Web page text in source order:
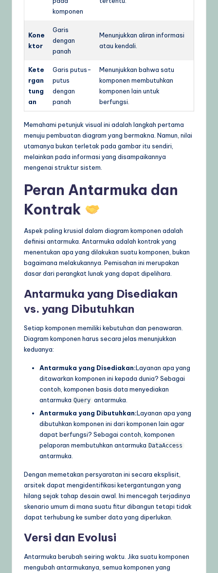
komponen
Kone
ktor
Garis
dengan
panah
Menunjukkan aliran informasi
atau kendali.
Kete
rgan
tung
an
Garis putus-
putus
dengan
panah
Menunjukkan bahwa satu
komponen membutuhkan
komponen lain untuk
berfungsi.
Memahami petunjuk visual ini adalah langkah pertama
menuju pembuatan diagram yang bermakna. Namun, nilai
utamanya bukan terletak pada gambar itu sendiri,
melainkan pada informasi yang disampaikannya
mengenai struktur sistem.
Peran Antarmuka dan
Kontrak
Aspek paling krusial dalam diagram komponen adalah
definisi antarmuka. Antarmuka adalah kontrak yang
menentukan apa yang dilakukan suatu komponen, bukan
bagaimana melakukannya. Pemisahan ini merupakan
dasar dari perangkat lunak yang dapat dipelihara.
Antarmuka yang Disediakan
vs. yang Dibutuhkan
Setiap komponen memiliki kebutuhan dan penawaran.
Diagram komponen harus secara jelas menunjukkan
keduanya:
Antarmuka yang Disediakan:Layanan apa yang
ditawarkan komponen ini kepada dunia? Sebagai
contoh, komponen basis data menyediakan
antarmuka Query antarmuka.
Antarmuka yang Dibutuhkan:Layanan apa yang
dibutuhkan komponen ini dari komponen lain agar
dapat berfungsi? Sebagai contoh, komponen
pelaporan membutuhkan antarmuka DataAccess
antarmuka.
Dengan memetakan persyaratan ini secara eksplisit,
arsitek dapat mengidentifikasi ketergantungan yang
hilang sejak tahap desain awal. Ini mencegah terjadinya
skenario umum di mana suatu fitur dibangun tetapi tidak
dapat terhubung ke sumber data yang diperlukan.
Versi dan Evolusi
Antarmuka berubah seiring waktu. Jika suatu komponen
mengubah antarmukanya, semua komponen yang